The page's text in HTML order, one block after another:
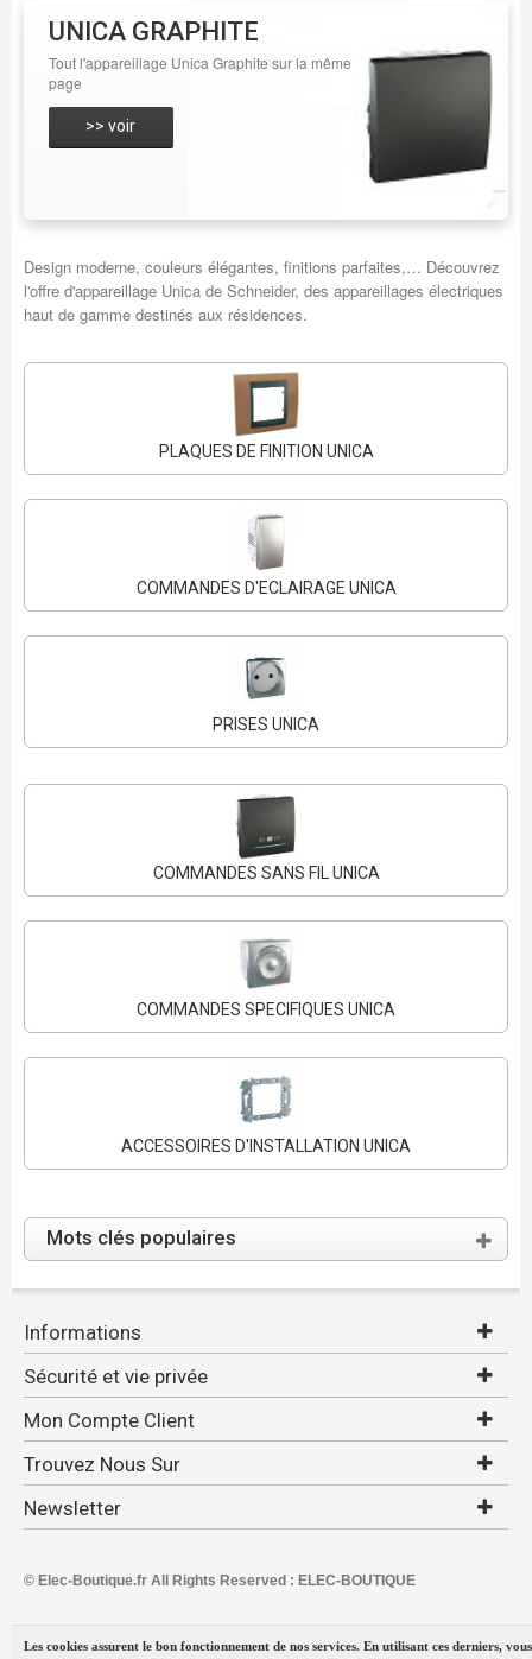
UNICA GRAPHITE
Tout l'appareillage Unica Graphite sur la même
page
>> voir
Design moderne, couleurs élégantes, finitions parfaites,… Découvrez
l'offre d'appareillage Unica de Schneider, des appareillages électriques
haut de gamme destinés aux résidences.
PLAQUES DE FINITION UNICA
COMMANDES D'ECLAIRAGE UNICA
PRISES UNICA
COMMANDES SANS FIL UNICA
COMMANDES SPECIFIQUES UNICA
ACCESSOIRES D'INSTALLATION UNICA
Mots clés populaires
Informations
Sécurité et vie privée
Mon Compte Client
Trouvez Nous Sur
Newsletter
© Elec-Boutique.fr All Rights Reserved : ELEC-BOUTIQUE
Les cookies assurent le bon fonctionnement de nos services. En utilisant ces derniers, vous